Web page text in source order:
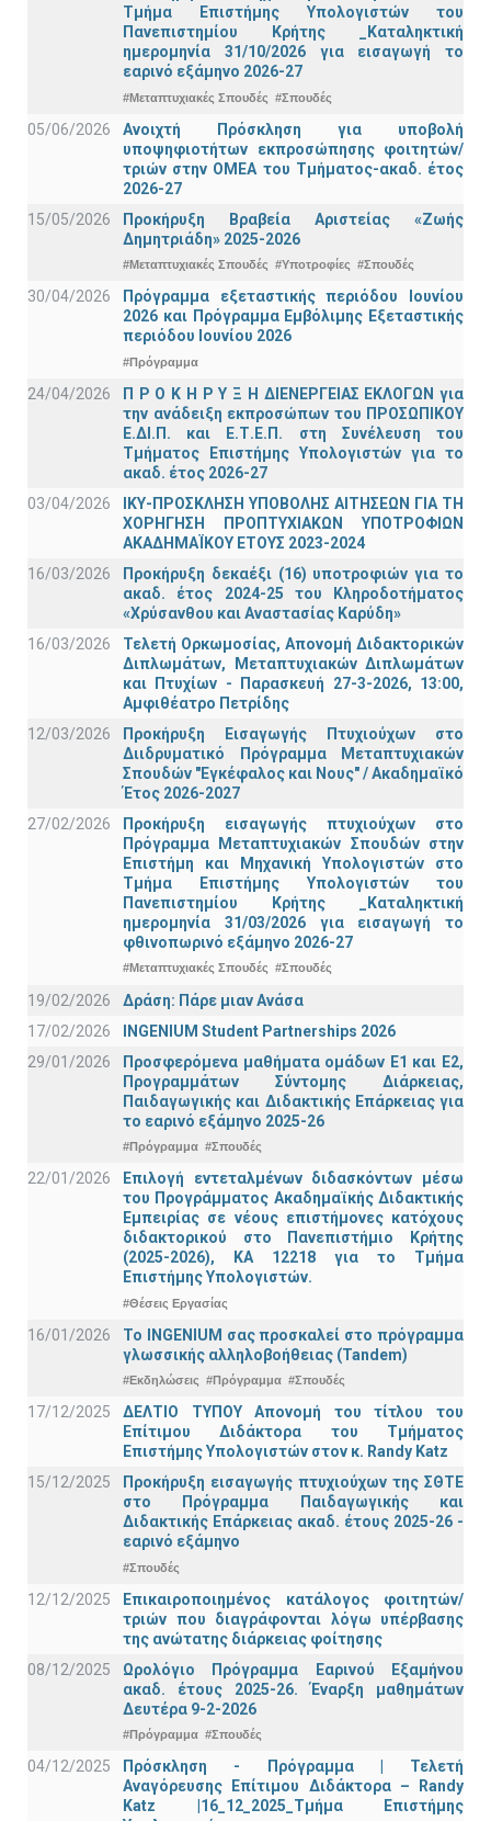
Τμήμα Eπιστήμης Υπολογιστών του
Πανεπιστημίου Κρήτης _Καταληκτική
ημερομηνία 31/10/2026 για εισαγωγή το
εαρινό εξάμηνο 2026-27
#Μεταπτυχιακές Σπουδές #Σπουδές
05/06/2026
Ανοιχτή Πρόσκληση για υποβολή
υποψηφιοτήτων εκπροσώπησης φοιτητών/
τριών στην ΟΜΕΑ του Τμήματος-ακαδ. έτος
2026-27
15/05/2026
Προκήρυξη Βραβεία Αριστείας «Ζωής
Δημητριάδη» 2025-2026
#Μεταπτυχιακές Σπουδές #Υποτροφίες #Σπουδές
30/04/2026
Πρόγραμμα εξεταστικής περιόδου Ιουνίου
2026 και Πρόγραμμα Εμβόλιμης Εξεταστικής
περιόδου Ιουνίου 2026
#Πρόγραμμα
24/04/2026
Π Ρ Ο Κ Η Ρ Υ Ξ Η ΔΙΕΝΕΡΓΕΙΑΣ ΕΚΛΟΓΩΝ για
την ανάδειξη εκπροσώπων του ΠΡΟΣΩΠΙΚΟΥ
Ε.ΔΙ.Π. και Ε.Τ.Ε.Π. στη Συνέλευση του
Τμήματος Επιστήμης Υπολογιστών για το
ακαδ. έτος 2026-27
03/04/2026
ΙΚΥ-ΠΡΟΣΚΛΗΣΗ ΥΠΟΒΟΛΗΣ ΑΙΤΗΣΕΩΝ ΓΙΑ ΤΗ
ΧΟΡΗΓΗΣΗ ΠΡΟΠΤΥΧΙΑΚΩΝ ΥΠΟΤΡΟΦΙΩΝ
ΑΚΑΔΗΜΑΪΚΟΥ ΕΤΟΥΣ 2023-2024
16/03/2026
Προκήρυξη δεκαέξι (16) υποτροφιών για το
ακαδ. έτος 2024-25 του Κληροδοτήματος
«Χρύσανθου και Αναστασίας Καρύδη»
16/03/2026
Τελετή Ορκωμοσίας, Απονομή Διδακτορικών
Διπλωμάτων, Μεταπτυχιακών Διπλωμάτων
και Πτυχίων - Παρασκευή 27-3-2026, 13:00,
Αμφιθέατρο Πετρίδης
12/03/2026
Προκήρυξη Εισαγωγής Πτυχιούχων στο
Διιδρυματικό Πρόγραμμα Μεταπτυχιακών
Σπουδών "Εγκέφαλος και Νους" / Ακαδημαϊκό
Έτος 2026-2027
27/02/2026
Προκήρυξη εισαγωγής πτυχιούχων στo
Πρόγραμμα Μεταπτυχιακών Σπουδών στην
Επιστήμη και Μηχανική Υπολογιστών στο
Τμήμα Eπιστήμης Υπολογιστών του
Πανεπιστημίου Κρήτης _Καταληκτική
ημερομηνία 31/03/2026 για εισαγωγή το
φθινοπωρινό εξάμηνο 2026-27
#Μεταπτυχιακές Σπουδές #Σπουδές
19/02/2026
Δράση: Πάρε μιαν Ανάσα
17/02/2026
INGENIUM Student Partnerships 2026
29/01/2026
Προσφερόμενα μαθήματα ομάδων Ε1 και Ε2,
Προγραμμάτων Σύντομης Διάρκειας,
Παιδαγωγικής και Διδακτικής Επάρκειας για
το εαρινό εξάμηνο 2025-26
#Πρόγραμμα #Σπουδές
22/01/2026
Επιλογή εντεταλμένων διδασκόντων μέσω
του Προγράμματος Ακαδημαϊκής Διδακτικής
Εμπειρίας σε νέους επιστήμονες κατόχους
διδακτορικού στο Πανεπιστήμιο Κρήτης
(2025-2026), ΚΑ 12218 για το Τμήμα
Επιστήμης Υπολογιστών.
#Θέσεις Εργασίας
16/01/2026
Το INGENIUM σας προσκαλεί στο πρόγραμμα
γλωσσικής αλληλοβοήθειας (Tandem)
#Εκδηλώσεις #Πρόγραμμα #Σπουδές
17/12/2025
ΔΕΛΤΙΟ ΤΥΠΟΥ Απονομή του τίτλου του
Επίτιμου Διδάκτορα του Τμήματος
Επιστήμης Υπολογιστών στον κ. Randy Katz
15/12/2025
Προκήρυξη εισαγωγής πτυχιούχων της ΣΘΤΕ
στο Πρόγραμμα Παιδαγωγικής και
Διδακτικής Επάρκειας ακαδ. έτους 2025-26 -
εαρινό εξάμηνο
#Σπουδές
12/12/2025
Επικαιροποιημένος κατάλογος φοιτητών/
τριών που διαγράφονται λόγω υπέρβασης
της ανώτατης διάρκειας φοίτησης
08/12/2025
Ωρολόγιο Πρόγραμμα Εαρινού Εξαμήνου
ακαδ. έτους 2025-26. Έναρξη μαθημάτων
Δευτέρα 9-2-2026
#Πρόγραμμα #Σπουδές
04/12/2025
Πρόσκληση - Πρόγραμμα | Τελετή
Αναγόρευσης Επίτιμου Διδάκτορα – Randy
Katz |16_12_2025_Τμήμα Επιστήμης